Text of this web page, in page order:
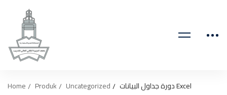
Home Produk Uncategorized دورة جداول البيانات Excel